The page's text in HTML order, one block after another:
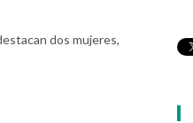
dos mujeres,